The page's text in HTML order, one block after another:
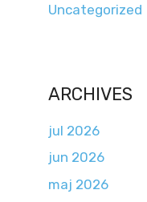
Uncategorized
ARCHIVES
jul 2026
jun 2026
maj 2026